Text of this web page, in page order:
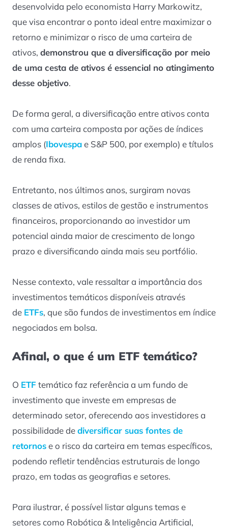
desenvolvida pelo economista Harry Markowitz,
que visa encontrar o ponto ideal entre maximizar o
retorno e minimizar o risco de uma carteira de
ativos, demonstrou que a diversificação por meio
de uma cesta de ativos é essencial no atingimento
desse objetivo.
De forma geral, a diversificação entre ativos conta
com uma carteira composta por ações de índices
amplos (Ibovespae S&P 500, por exemplo) e títulos
de renda fixa.
Entretanto, nos últimos anos, surgiram novas
classes de ativos, estilos de gestão e instrumentos
financeiros, proporcionando ao investidor um
potencial ainda maior de crescimento de longo
prazo e diversificando ainda mais seu portfólio.
Nesse contexto, vale ressaltar a importância dos
investimentos temáticos disponíveis através
de ETFs, que são fundos de investimentos em índice
negociados em bolsa.
Afinal, o que é um ETF temático?
O ETFtemático faz referência a um fundo de
investimento que investe em empresas de
determinado setor, oferecendo aos investidores a
possibilidade dediversificar suas fontes de
retornose o risco da carteira em temas específicos,
podendo refletir tendências estruturais de longo
prazo, em todas as geografias e setores.
Para ilustrar, é possível listar alguns temas e
setores como Robótica & Inteligência Artificial,